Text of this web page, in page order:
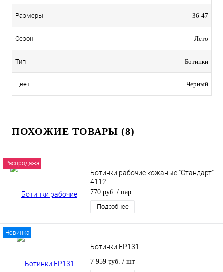
Размеры 36-47
Сезон Лето
Тип Ботинки
Цвет Черный
ПОХОЖИЕ ТОВАРЫ (8)
Распродажа
Ботинки рабочие кожаные "Стандарт"
4112
770 руб. / пар
Подробнее
Новинка
Ботинки EP131
7 959 руб. / шт